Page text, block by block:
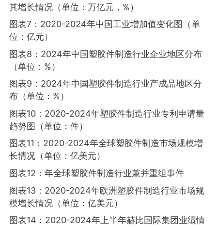
其增长情况（单位：万亿元，%）
图表7：2020-2024年中国工业增加值变化图（单
位：亿元）
图表8：2024年中国塑胶件制造行业企业地区分布
（单位：%）
图表9：2024年中国塑胶件制造行业产成品地区分
布（单位：%）
图表10：2020-2024年塑胶件制造行业专利申请量
趋势图（单位：件）
图表11：2020-2024年全球塑胶件制造市场规模增
长情况（单位：亿美元）
图表12：年全球塑胶件制造行业兼并重组事件
图表13：2020-2024年欧洲塑胶件制造行业市场规
模增长情况（单位：亿美元）
图表14：2020-2024年上半年赫比国际集团业绩情